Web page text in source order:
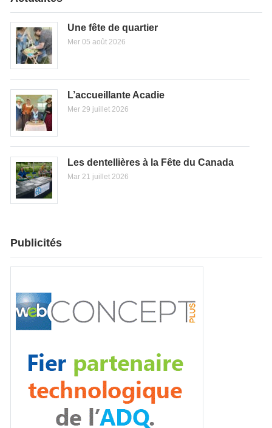
Une fête de quartier
Mer 05 août 2026
L’accueillante Acadie
Mer 29 juillet 2026
Les dentellières à la Fête du Canada
Mar 21 juillet 2026
Publicités